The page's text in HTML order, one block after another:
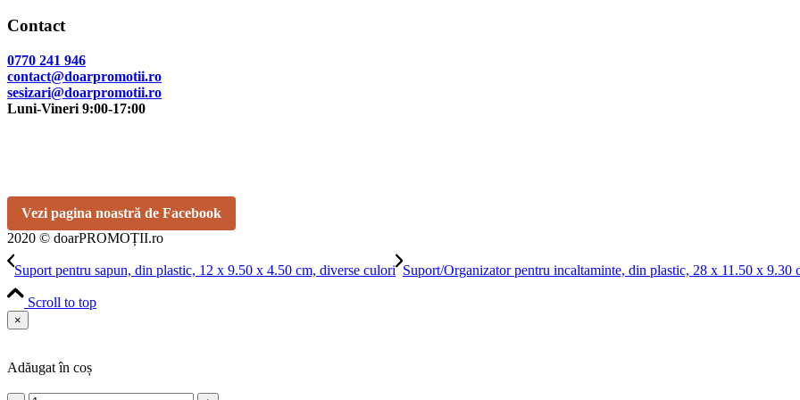
Contact
0770 241 946
contact@doarpromotii.ro
sesizari@doarpromotii.ro
Luni-Vineri 9:00-17:00
Vezi pagina noastră de Facebook
2020 © doarPROMOȚII.ro
Suport pentru sapun, din plastic, 12 x 9.50 x 4.50 cm, diverse culori Suport/Organizator pentru incaltaminte, din plastic, 28 x 11.50 x 9.30
Scroll to top
×
Adăugat în coș